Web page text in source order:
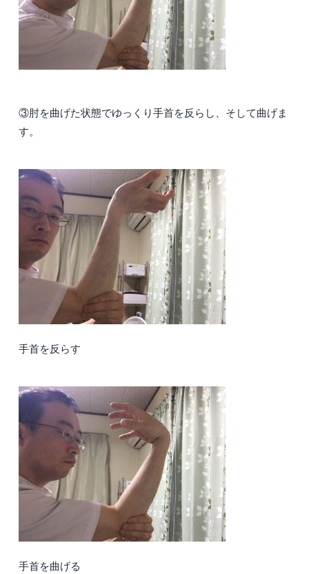
③肘を曲げた状態でゆっくり手首を反らし、そして曲げま
す。
手首を反らす
手首を曲げる